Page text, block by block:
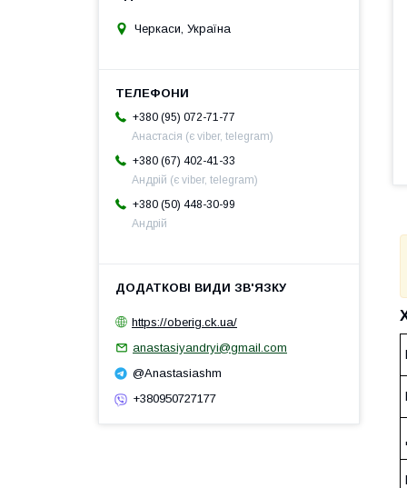
Черкаси, Україна
+380 (95) 072-71-77
Анастасія (є viber, telegram)
+380 (67) 402-41-33
Андрій (є viber, telegram)
+380 (50) 448-30-99
Андрій
https://oberig.ck.ua/
anastasiyandryi@gmail.com
@Anastasiashm
+380950727177